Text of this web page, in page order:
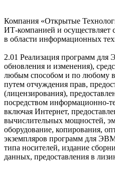
Компания «Открытые
ИТ-компанией и осуществляет
в области информационных
2.01 Реализация программ
обновления и изменения),
любым способом и по любому
путем отчуждения прав,
(лицензирования),
посредством информационно-
включая Интернет,
вычислительных мощностей,
оборудование, копирования,
экземпляров программ для
типа носителей, издание
данных, предоставления в